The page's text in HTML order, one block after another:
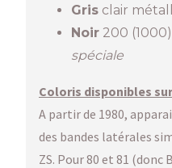
Gris clair
Noir 200 (1000)
spéciale
Coloris disponibles sur
A partir de 1980,
des bandes latérales
ZS. Pour 80 et 81